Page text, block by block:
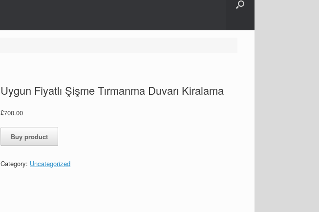
Uygun Fiyatlı Şişme Tırmanma Duvarı Kiralama
£700.00
Buy product
Category: Uncategorized